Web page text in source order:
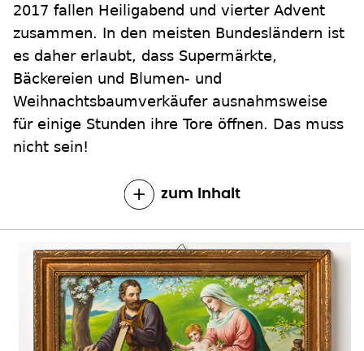
2017 fallen Heiligabend und vierter Advent
zusammen. In den meisten Bundesländern ist
es daher erlaubt, dass Supermärkte,
Bäckereien und Blumen- und
Weihnachtsbaumverkäufer ausnahmsweise
für einige Stunden ihre Tore öffnen. Das muss
nicht sein!
zum Inhalt